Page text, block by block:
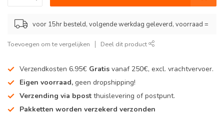
voor 15hr besteld, volgende werkdag geleverd, voorraad =
Toevoegen om te vergelijken Deel dit product
Verzendkosten 6.95€ Gratis vanaf 250€, excl. vrachtvervoer.
Eigen voorraad, geen dropshipping!
Verzending via bpost thuislevering of postpunt.
Pakketten worden verzekerd verzonden